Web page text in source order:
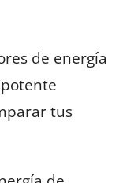
de energía
tus